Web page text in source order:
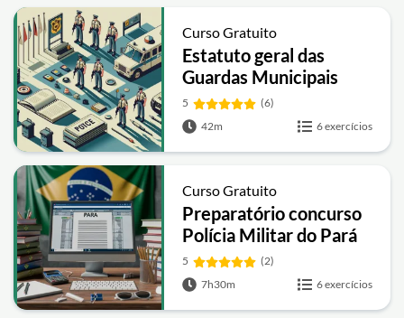
Curso Gratuito
Estatuto geral das
Guardas Municipais
5
(6)
42m
6 exercícios
Curso Gratuito
Preparatório concurso
Polícia Militar do Pará
5
(2)
7h30m
6 exercícios